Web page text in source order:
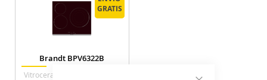
GRATIS
GRATIS
Brandt BPV6322B
Vitroceramica Independiente